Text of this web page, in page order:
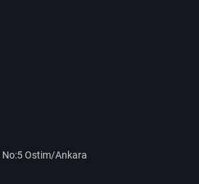
No:5 Ostim/Ankara